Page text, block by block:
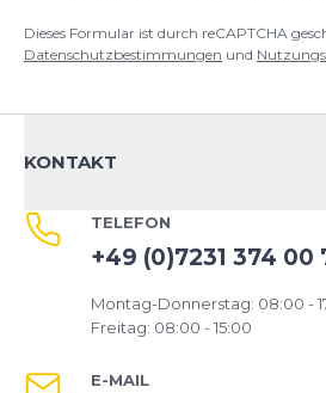
Produktbewertung
Vorname
Überschrift
Rezension
Rezension
Dieses Formular ist durch reCAPTCHA
Datenschutzbestimmungen und
KONTAKT
TELEFON
+49 (0)7231 374 00
Montag-Donnerstag: 08:00 -
Freitag: 08:00 - 15:00
E-MAIL